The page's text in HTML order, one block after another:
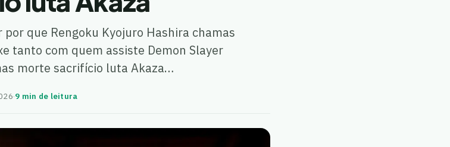
que Rengoku Kyojuro Hashira chamas
tanto com quem assiste Demon Slayer
morte sacrifício luta Akaza…
·9 min de leitura